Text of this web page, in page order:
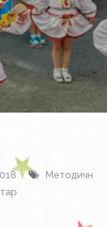
Методичн